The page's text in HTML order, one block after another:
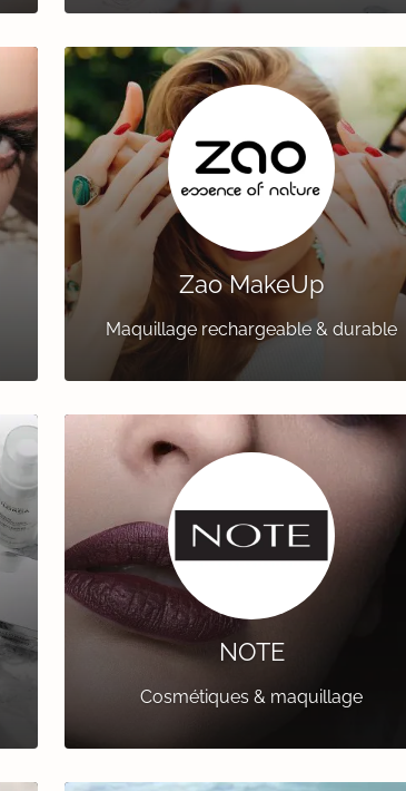
Zao MakeUp
Maquillage rechargeable & durable
NOTE
Cosmétiques & maquillage